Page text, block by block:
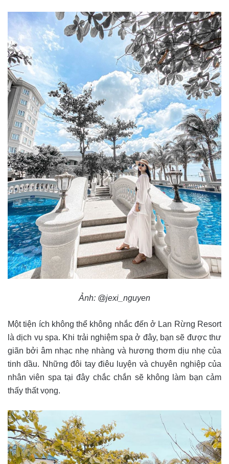
Ảnh: @jexi_nguyen
Một tiện ích không thể không nhắc đến ở Lan Rừng Resort
là dịch vụ spa. Khi trải nghiệm spa ở đây, bạn sẽ được thư
giãn bởi âm nhạc nhẹ nhàng và hương thơm dịu nhẹ của
tinh dầu. Những đôi tay điêu luyện và chuyên nghiệp của
nhân viên spa tại đây chắc chắn sẽ không làm bạn cảm
thấy thất vọng.